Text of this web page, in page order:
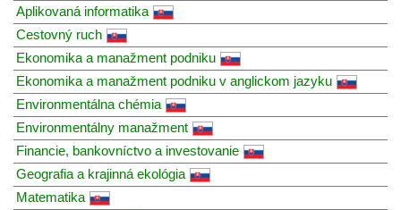
Aplikovaná informatika
Cestovný ruch
Ekonomika a manažment podniku
Ekonomika a manažment podniku v anglickom jazyku
Environmentálna chémia
Environmentálny manažment
Financie, bankovníctvo a investovanie
Geografia a krajinná ekológia
Matematika